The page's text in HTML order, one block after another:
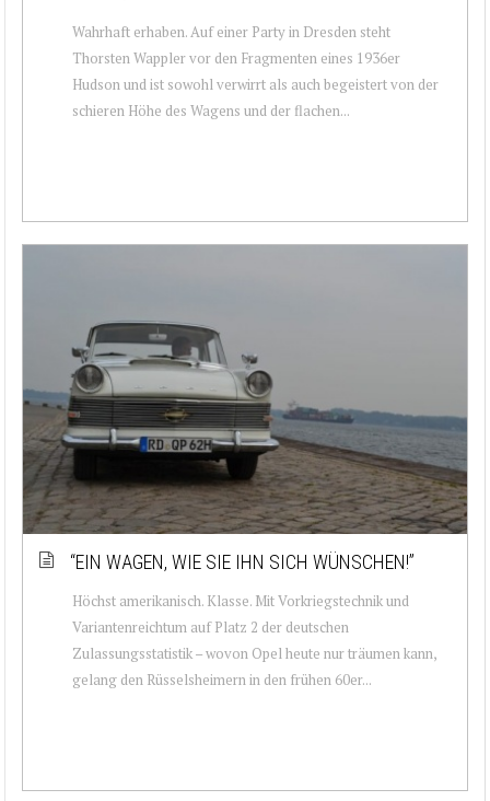
Wahrhaft erhaben. Auf einer Party in Dresden steht
Thorsten Wappler vor den Fragmenten eines 1936er
Hudson und ist sowohl verwirrt als auch begeistert von der
schieren Höhe des Wagens und der flachen...
“EIN WAGEN, WIE SIE IHN SICH WÜNSCHEN!”
Höchst amerikanisch. Klasse. Mit Vorkriegstechnik und
Variantenreichtum auf Platz 2 der deutschen
Zulassungsstatistik – wovon Opel heute nur träumen kann,
gelang den Rüsselsheimern in den frühen 60er...